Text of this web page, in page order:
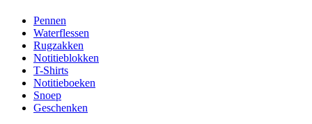
Pennen
Waterflessen
Rugzakken
Notitieblokken
T-Shirts
Notitieboeken
Snoep
Geschenken